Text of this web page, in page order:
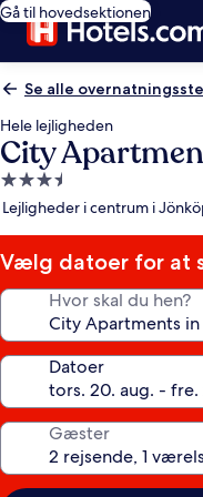
Gå til hovedsektionen
Se alle
Hele lejligheden
City
3.5-
stjernet
Lejligheder i centrum i
Vælg datoer for at
Hvor skal du hen?
Datoer
Gæster